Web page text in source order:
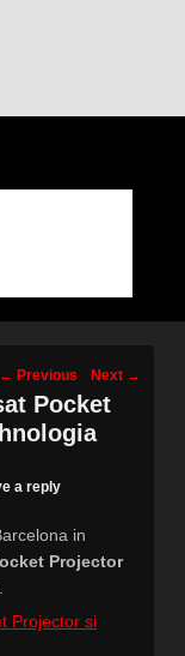
Post
← Previous Next →
Pocket
a reply
in
Projector